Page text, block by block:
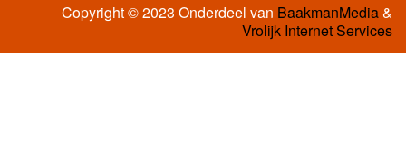
Copyright © 2023 Onderdeel van BaakmanMedia&
Vrolijk Internet Services